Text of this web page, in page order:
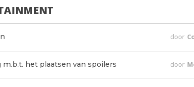
door
het plaatsen van spoilers door